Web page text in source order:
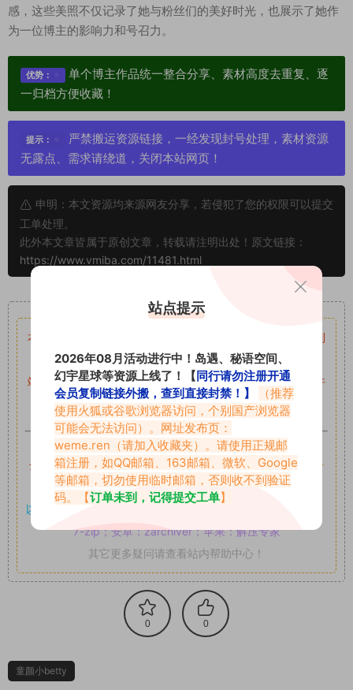
感，这些美照不仅记录了她与粉丝们的美好时光，也展示了她作
为一位博主的影响力和号召力。
优势：
单个博主作品统一整合分享、素材高度去重复、逐
一归档方便收藏！
提示：
严禁搬运资源链接，一经发现封号处理，素材资源
无露点、需求请绕道，关闭本站网页！
申明：本文资源均来源网友分享，若侵犯了您的权限可以提交
工单处理。
此外本文章皆属于原创文章，转载请注明出处！原文链接：
https://www.vmiba.com/11481.html
重要声明
本站资源均来自网络分享，如有侵犯你的权益请私信留言
收到
留言后，我们会第一时间进行审核后删除。
站内资源为网友个人学习或测试研究使用，未经原版权作者许
可,禁止用于任何商业途径！请在下载24小时内删除！
如果遇到付费才可获取的素材，建议升级对应的VIP。
全站付费素材可提供补档服务“均有备份 ”，素材以主流网盘分
享。
以7z、7z分卷格式压缩，
7-zip；安卓：zarchiver；苹果：解压专家
其它更多疑问请查看站内帮助中心！
0 0
童颜小betty
站点提示
2026年08月活动进行中！岛遇、秘语空间、
幻宇星球等资源上线了！【同行请勿注册开通
会员复制链接外搬，查到直接封禁！】
（推荐
使用火狐或谷歌浏览器访问，个别国产浏览器
可能会无法访问）。网址发布页：
weme.ren （请加入收藏夹）。请使用正规邮
箱注册，如QQ邮箱、163邮箱、微软、Google
等邮箱，切勿使用临时邮箱，否则收不到验证
码。【订单未到，记得提交工单】